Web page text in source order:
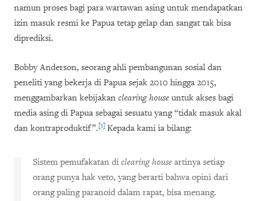
namun proses bagi para wartawan asing untuk mendapatkan
izin masuk resmi ke Papua tetap gelap dan sangat tak bisa
diprediksi.
Bobby Anderson, seorang ahli pembangunan sosial dan
peneliti yang bekerja di Papua sejak 2010 hingga 2015,
menggambarkan kebijakan clearing house untuk akses bagi
media asing di Papua sebagai sesuatu yang “tidak masuk akal
dan kontraproduktif”.[1] Kepada kami ia bilang:
Sistem pemufakatan di clearing house artinya setiap
orang punya hak veto, yang berarti bahwa opini dari
orang paling paranoid dalam rapat, bisa menang.